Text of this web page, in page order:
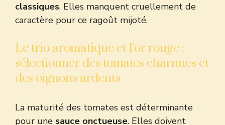
classiques. Elles manquent cruellement de
caractère pour ce ragoût mijoté.
Le trio aromatique et l’or rouge :
sélectionner des tomates charnues et
des oignons ardents
La maturité des tomates est déterminante
pour une sauce onctueuse. Elles doivent